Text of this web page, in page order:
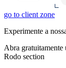
go to client zone
Experimente a
Abra gratuitamente
Rodo section